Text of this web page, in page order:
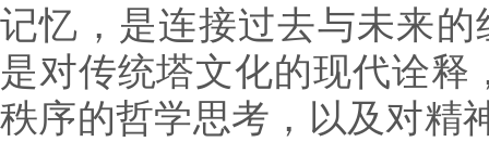
记忆，是连接过去与未来的
是对传统塔文化的现代诠
秩序的哲学思考，以及对精